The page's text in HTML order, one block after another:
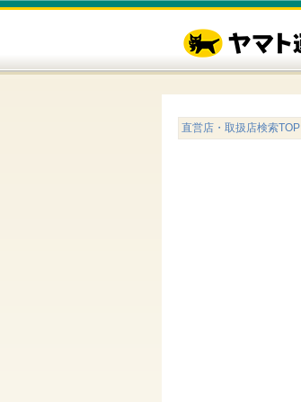
直営店・取扱店検索TOP